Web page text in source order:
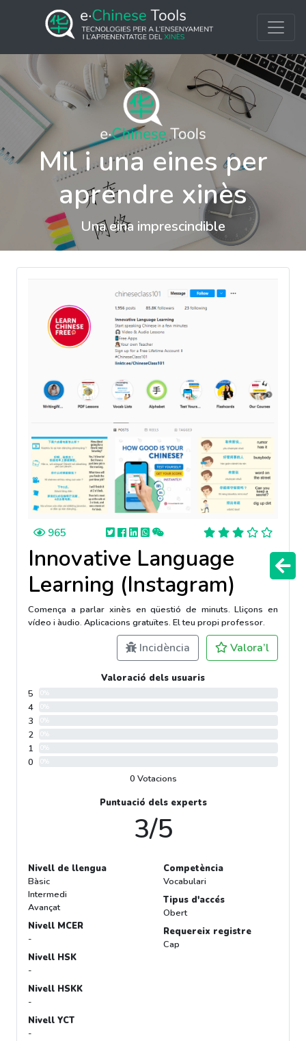
Mil i una eines per
aprendre xinès
Una eina imprescindible
965
Innovative Language
Learning (Instagram)
Comença a parlar xinès en qüestió de minuts. Lliçons en
vídeo i àudio. Aplicacions gratuïtes. El teu propi professor.
Incidència Valora’l
Valoració dels usuaris
5
4
3
2
1
0
0 Votacions
Puntuació dels experts
3/5
Nivell de llengua
Bàsic
Intermedi
Avançat
Nivell MCER
-
Nivell HSK
-
Nivell HSKK
-
Nivell YCT
-
Competència
Vocabulari
Tipus d'accés
Obert
Requereix registre
Cap